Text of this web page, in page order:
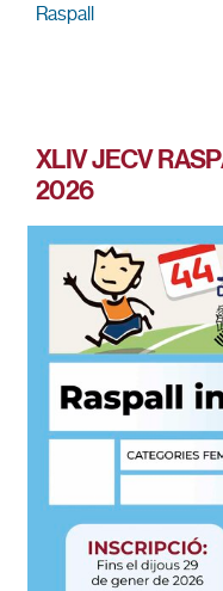
Raspall
XLIV JECV
2026